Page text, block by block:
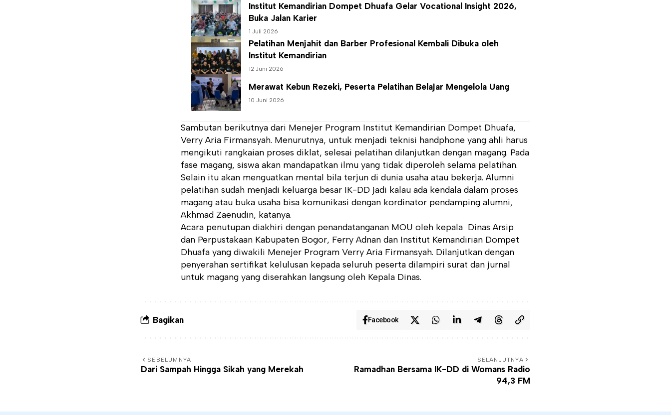
Institut Kemandirian Dompet Dhuafa Gelar Vocational Insight 2026,
Buka Jalan Karier
1 Juli 2026
Pelatihan Menjahit dan Barber Profesional Kembali Dibuka oleh
Institut Kemandirian
12 Juni 2026
Merawat Kebun Rezeki, Peserta Pelatihan Belajar Mengelola Uang
10 Juni 2026
Sambutan berikutnya dari Menejer Program Institut Kemandirian Dompet Dhuafa,
Verry Aria Firmansyah. Menurutnya, untuk menjadi teknisi handphone yang ahli harus
mengikuti rangkaian proses diklat, selesai pelatihan dilanjutkan dengan magang. Pada
fase magang, siswa akan mandapatkan ilmu yang tidak diperoleh selama pelatihan.
Selain itu akan menguatkan mental bila terjun di dunia usaha atau bekerja. Alumni
pelatihan sudah menjadi keluarga besar IK-DD jadi kalau ada kendala dalam proses
magang atau buka usaha bisa komunikasi dengan kordinator pendamping alumni,
Akhmad Zaenudin, katanya.
Acara penutupan diakhiri dengan penandatanganan MOU oleh kepala Dinas Arsip
dan Perpustakaan Kabupaten Bogor, Ferry Adnan dan Institut Kemandirian Dompet
Dhuafa yang diwakili Menejer Program Verry Aria Firmansyah. Dilanjutkan dengan
penyerahan sertifikat kelulusan kepada seluruh peserta dilampiri surat dan jurnal
untuk magang yang diserahkan langsung oleh Kepala Dinas.
Bagikan Facebook
SEBELUMNYA
Dari Sampah Hingga Sikah yang Merekah
SELANJUTNYA
Ramadhan Bersama IK-DD di Womans Radio
94,3 FM